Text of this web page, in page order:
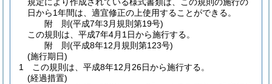
日から1年間は、適宜修正の上使用することができる。
附 則(平成7年3月規則第19号)
この規則は、平成7年4月1日から施行する。
附 則(平成8年12月規則第123号)
(施行期日)
1
この規則は、平成8年12月26日から施行する。
(経過措置)